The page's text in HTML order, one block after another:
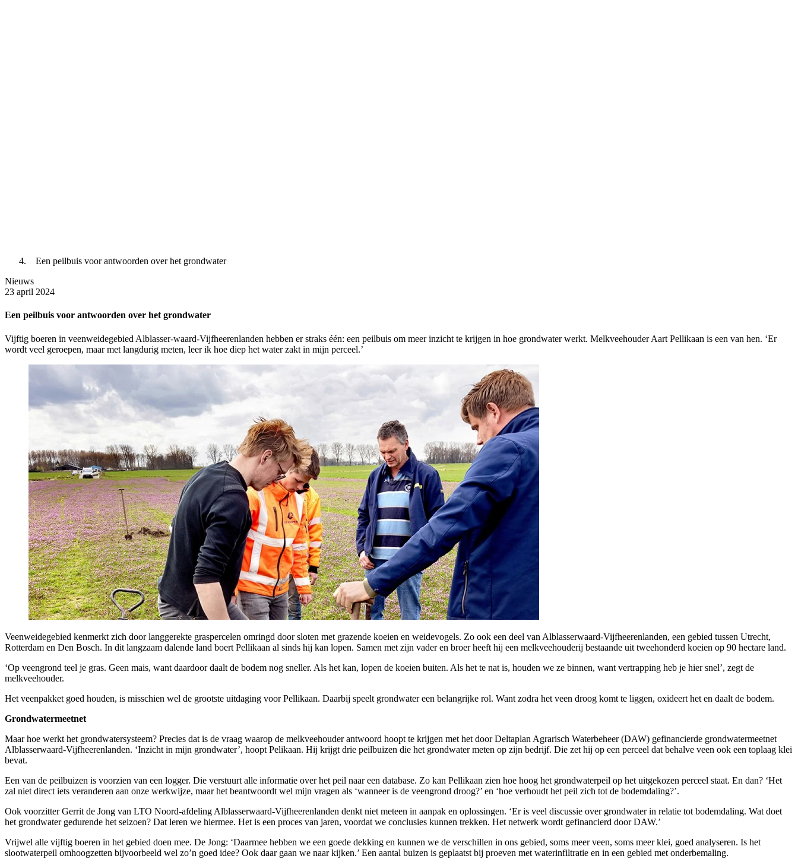
Een peilbuis voor antwoorden over het grondwater
Nieuws
23 april 2024
Een peilbuis voor antwoorden over het grondwater
Vijftig boeren in veenweidegebied Alblasser-waard-Vijfheerenlanden hebben er straks één: een peilbuis om meer inzicht te krijgen in hoe grondwater werkt. Melkveehouder Aart Pellikaan is een van hen. ‘Er
wordt veel geroepen, maar met langdurig meten, leer ik hoe diep het water zakt in mijn perceel.’
Veenweidegebied kenmerkt zich door langgerekte graspercelen omringd door sloten met grazende koeien en weidevogels. Zo ook een deel van Alblasserwaard-Vijfheerenlanden, een gebied tussen Utrecht,
Rotterdam en Den Bosch. In dit langzaam dalende land boert Pellikaan al sinds hij kan lopen. Samen met zijn vader en broer heeft hij een melkveehouderij bestaande uit tweehonderd koeien op 90 hectare land.
‘Op veengrond teel je gras. Geen mais, want daardoor daalt de bodem nog sneller. Als het kan, lopen de koeien buiten. Als het te nat is, houden we ze binnen, want vertrapping heb je hier snel’, zegt de
melkveehouder.
Het veenpakket goed houden, is misschien wel de grootste uitdaging voor Pellikaan. Daarbij speelt grondwater een belangrijke rol. Want zodra het veen droog komt te liggen, oxideert het en daalt de bodem.
Grondwatermeetnet
Maar hoe werkt het grondwatersysteem? Precies dat is de vraag waarop de melkveehouder antwoord hoopt te krijgen met het door Deltaplan Agrarisch Waterbeheer (DAW) gefinancierde grondwatermeetnet
Alblasserwaard-Vijfheerenlanden. ‘Inzicht in mijn grondwater’, hoopt Pelikaan. Hij krijgt drie peilbuizen die het grondwater meten op zijn bedrijf. Die zet hij op een perceel dat behalve veen ook een toplaag klei
bevat.
Een van de peilbuizen is voorzien van een logger. Die verstuurt alle informatie over het peil naar een database. Zo kan Pellikaan zien hoe hoog het grondwaterpeil op het uitgekozen perceel staat. En dan? ‘Het
zal niet direct iets veranderen aan onze werkwijze, maar het beantwoordt wel mijn vragen als ‘wanneer is de veengrond droog?’ en ‘hoe verhoudt het peil zich tot de bodemdaling?’.
Ook voorzitter Gerrit de Jong van LTO Noord-afdeling Alblasserwaard-Vijfheerenlanden denkt niet meteen in aanpak en oplossingen. ‘Er is veel discussie over grondwater in relatie tot bodemdaling. Wat doet
het grondwater gedurende het seizoen? Dat leren we hiermee. Het is een proces van jaren, voordat we conclusies kunnen trekken. Het netwerk wordt gefinancierd door DAW.’
Vrijwel alle vijftig boeren in het gebied doen mee. De Jong: ‘Daarmee hebben we een goede dekking en kunnen we de verschillen in ons gebied, soms meer veen, soms meer klei, goed analyseren. Is het
slootwaterpeil omhoogzetten bijvoorbeeld wel zo’n goed idee? Ook daar gaan we naar kijken.’ Een aantal buizen is geplaatst bij proeven met waterinfiltratie en in een gebied met onderbemaling.